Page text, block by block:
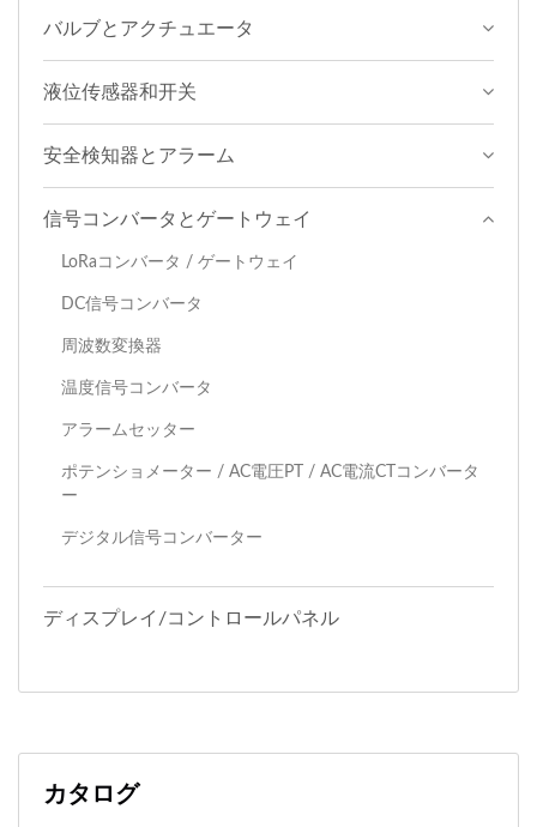
バルブとアクチュエータ
液位传感器和开关
安全検知器とアラーム
信号コンバータとゲートウェイ
LoRaコンバータ / ゲートウェイ
DC信号コンバータ
周波数変換器
温度信号コンバータ
アラームセッター
ポテンショメーター / AC電圧PT / AC電流CTコンバータ
ー
デジタル信号コンバーター
ディスプレイ/コントロールパネル
カタログ